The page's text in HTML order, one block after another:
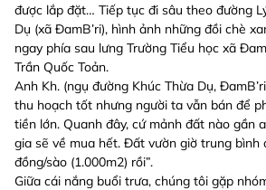
được lắp đặt… Tiếp tục đi sâu theo đường
Dụ (xã ĐamB’ri), hình ảnh những đồi chè
ngay phía sau lưng Trường Tiểu học xã
Trần Quốc Toản.
Anh Kh. (ngụ đường Khúc Thừa Dụ,
thu hoạch tốt nhưng người ta vẫn bán để
tiền lớn. Quanh đây, cứ mảnh đất nào gần
gia sẽ về mua hết. Đất vườn giờ trung bình
đồng/sào (1.000m2) rồi”.
Giữa cái nắng buổi trưa, chúng tôi gặp